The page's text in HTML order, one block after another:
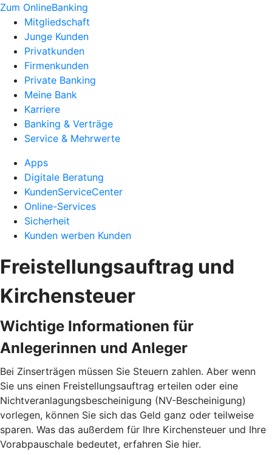
Zum OnlineBanking
Mitgliedschaft
Junge Kunden
Privatkunden
Firmenkunden
Private Banking
Meine Bank
Karriere
Banking & Verträge
Service & Mehrwerte
Apps
Digitale Beratung
KundenServiceCenter
Online-Services
Sicherheit
Kunden werben Kunden
Freistellungsauftrag und
Kirchensteuer
Wichtige Informationen für
Anlegerinnen und Anleger
Bei Zinserträgen müssen Sie Steuern zahlen. Aber wenn
Sie uns einen Freistellungsauftrag erteilen oder eine
Nichtveranlagungsbescheinigung (NV-Bescheinigung)
vorlegen, können Sie sich das Geld ganz oder teilweise
sparen. Was das außerdem für Ihre Kirchensteuer und Ihre
Vorabpauschale bedeutet, erfahren Sie hier.